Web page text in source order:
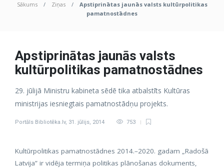
Sākums Ziņas
Apstiprinātas jaunās valsts kultūrpolitikas
pamatnostādnes
Apstiprinātas jaunās valsts
kultūrpolitikas pamatnostādnes
29. jūlijā Ministru kabineta sēdē tika atbalstīts Kultūras
ministrijas iesniegtais pamatnostādņu projekts.
Portāls Bibliotēka.lv, 31. jūlijs, 2014 753
Kultūrpolitikas pamatnostādnes 2014.–2020. gadam „Radošā
Latvija” ir vidēja termiņa politikas plānošanas dokuments,